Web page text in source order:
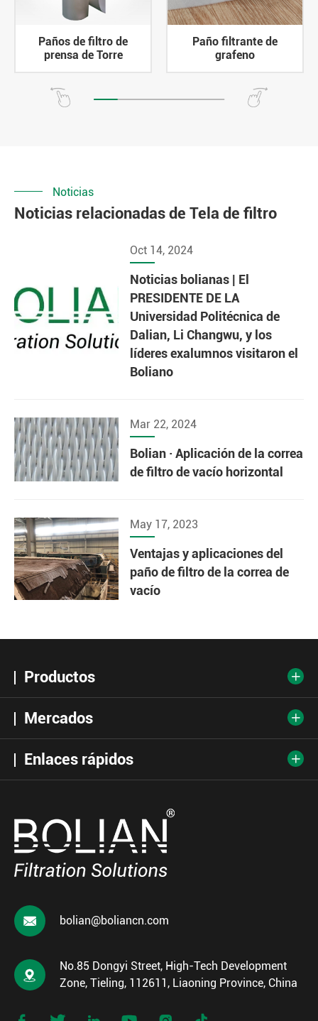
Paños de filtro de
prensa de Torre
Paño filtrante de
grafeno
Noticias
Noticias relacionadas de Tela de filtro
Oct 14, 2024
Noticias bolianas | El
PRESIDENTE DE LA
Universidad Politécnica de
Dalian, Li Changwu, y los
líderes exalumnos visitaron el
Boliano
Mar 22, 2024
Bolian · Aplicación de la correa
de filtro de vacío horizontal
May 17, 2023
Ventajas y aplicaciones del
paño de filtro de la correa de
vacío
Productos 
Mercados 
Enlaces rápidos 
 bolian@boliancn.com

No.85 Dongyi Street, High-Tech Development
Zone, Tieling, 112611, Liaoning Province, China